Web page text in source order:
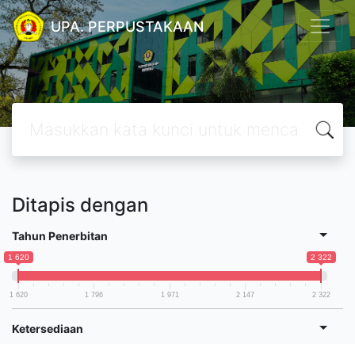
UPA. PERPUSTAKAAN
Ditapis dengan
Tahun Penerbitan
1 620 2 322
1 620 1 796 1 971 2 147 2 322
Ketersediaan